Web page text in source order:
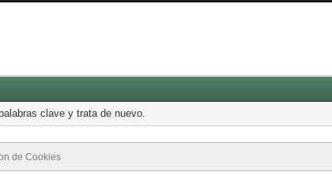
clave y trata de nuevo.
de Cookies